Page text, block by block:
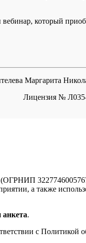
вебинар, который
Маргарита
Лицензия №
а также
.
с